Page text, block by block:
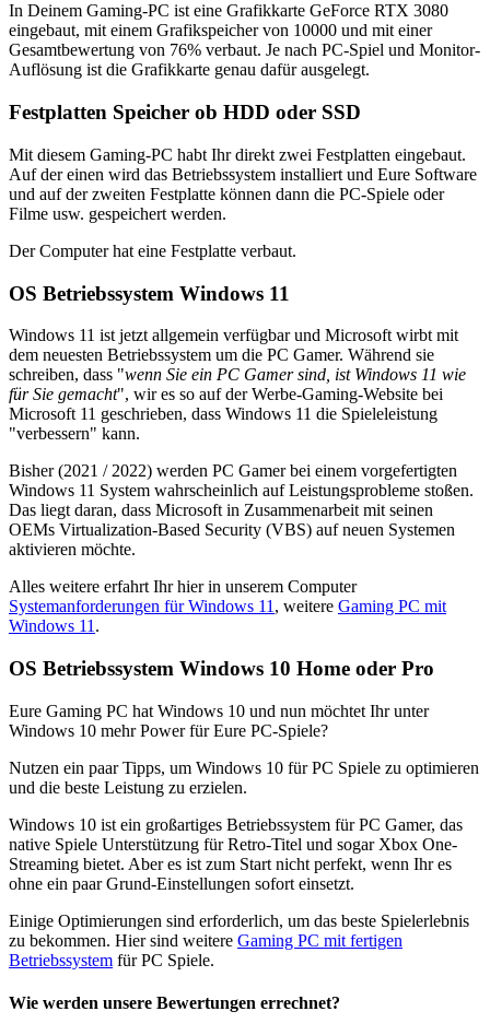
In Deinem Gaming-PC ist eine Grafikkarte GeForce RTX 3080
eingebaut, mit einem Grafikspeicher von 10000 und mit einer
Gesamtbewertung von 76% verbaut. Je nach PC-Spiel und Monitor-
Auflösung ist die Grafikkarte genau dafür ausgelegt.
Festplatten Speicher ob HDD oder SSD
Mit diesem Gaming-PC habt Ihr direkt zwei Festplatten eingebaut.
Auf der einen wird das Betriebssystem installiert und Eure Software
und auf der zweiten Festplatte können dann die PC-Spiele oder
Filme usw. gespeichert werden.
Der Computer hat eine Festplatte verbaut.
OS Betriebssystem Windows 11
Windows 11 ist jetzt allgemein verfügbar und Microsoft wirbt mit
dem neuesten Betriebssystem um die PC Gamer. Während sie
schreiben, dass "wenn Sie ein PC Gamer sind, ist Windows 11 wie
für Sie gemacht", wir es so auf der Werbe-Gaming-Website bei
Microsoft 11 geschrieben, dass Windows 11 die Spieleleistung
"verbessern" kann.
Bisher (2021 / 2022) werden PC Gamer bei einem vorgefertigten
Windows 11 System wahrscheinlich auf Leistungsprobleme stoßen.
Das liegt daran, dass Microsoft in Zusammenarbeit mit seinen
OEMs Virtualization-Based Security (VBS) auf neuen Systemen
aktivieren möchte.
Alles weitere erfahrt Ihr hier in unserem Computer
Systemanforderungen für Windows 11 , weitere Gaming PC mit
Windows 11 .
OS Betriebssystem Windows 10 Home oder Pro
Eure Gaming PC hat Windows 10 und nun möchtet Ihr unter
Windows 10 mehr Power für Eure PC-Spiele?
Nutzen ein paar Tipps, um Windows 10 für PC Spiele zu optimieren
und die beste Leistung zu erzielen.
Windows 10 ist ein großartiges Betriebssystem für PC Gamer, das
native Spiele Unterstützung für Retro-Titel und sogar Xbox One-
Streaming bietet. Aber es ist zum Start nicht perfekt, wenn Ihr es
ohne ein paar Grund-Einstellungen sofort einsetzt.
Einige Optimierungen sind erforderlich, um das beste Spielerlebnis
zu bekommen. Hier sind weitere Gaming PC mit fertigen
Betriebssystem für PC Spiele.
Wie werden unsere Bewertungen errechnet?